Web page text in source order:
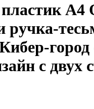
А4
ручка-
город
с двух